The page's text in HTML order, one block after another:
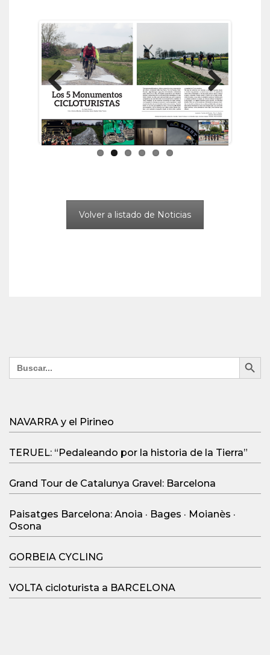
Previous Next
Volver a listado de Noticias
Search
for:
Search Button
NAVARRA y el Pirineo
TERUEL: “Pedaleando por la historia de la Tierra”
Grand Tour de Catalunya Gravel: Barcelona
Paisatges Barcelona: Anoia · Bages · Moianès ·
Osona
GORBEIA CYCLING
VOLTA cicloturista a BARCELONA